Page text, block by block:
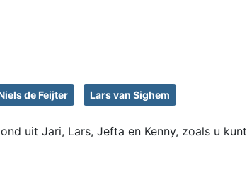
de Feijter Lars van Sighem
uit Jari, Lars, Jefta en Kenny, zoals u kunt